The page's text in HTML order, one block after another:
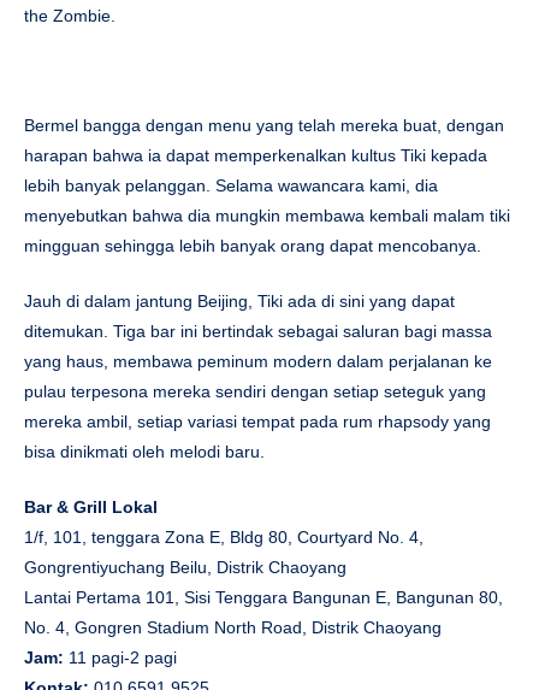
the Zombie.
Bermel bangga dengan menu yang telah mereka buat, dengan
harapan bahwa ia dapat memperkenalkan kultus Tiki kepada
lebih banyak pelanggan. Selama wawancara kami, dia
menyebutkan bahwa dia mungkin membawa kembali malam tiki
mingguan sehingga lebih banyak orang dapat mencobanya.
Jauh di dalam jantung Beijing, Tiki ada di sini yang dapat
ditemukan. Tiga bar ini bertindak sebagai saluran bagi massa
yang haus, membawa peminum modern dalam perjalanan ke
pulau terpesona mereka sendiri dengan setiap seteguk yang
mereka ambil, setiap variasi tempat pada rum rhapsody yang
bisa dinikmati oleh melodi baru.
Bar & Grill Lokal
1/f, 101, tenggara Zona E, Bldg 80, Courtyard No. 4,
Gongrentiyuchang Beilu, Distrik Chaoyang
Lantai Pertama 101, Sisi Tenggara Bangunan E, Bangunan 80,
No. 4, Gongren Stadium North Road, Distrik Chaoyang
Jam: 11 pagi-2 pagi